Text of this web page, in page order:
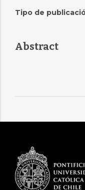
Tipo de
Abstract